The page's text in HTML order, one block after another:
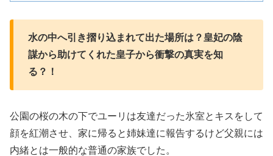
水の中へ引き摺り込まれて出た場所は？皇妃の陰
謀から助けてくれた皇子から衝撃の真実を知
る？！
公園の桜の木の下でユーリは友達だった氷室とキスをして
顔を紅潮させ、家に帰ると姉妹達に報告するけど父親には
内緒とは一般的な普通の家族でした。